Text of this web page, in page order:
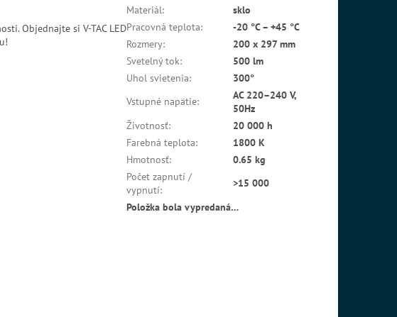
Objednajte si V-TAC LED
Materiál:
sklo
Pracovná teplota:
-20 °C – +45 °C
Rozmery:
200 x 297 mm
Svetelný tok:
500 lm
Uhol svietenia:
300°
Vstupné napätie:
AC 220–240 V,
50Hz
Životnosť:
20 000 h
Farebná teplota:
1800 K
Hmotnosť:
0.65 kg
Počet zapnutí /
vypnutí:
>15 000
Položka bola vypredaná…